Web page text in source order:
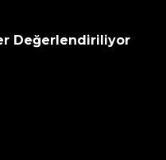
Değerlendiriliyor